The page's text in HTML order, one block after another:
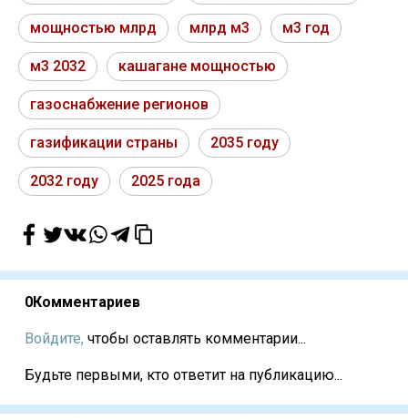
мощностью млрд млрд м3 м3 год
м3 2032 кашагане мощностью
газоснабжение регионов
газификации страны 2035 году
2032 году 2025 года
0Комментариев
Войдите, чтобы оставлять комментарии...
Будьте первыми, кто ответит на публикацию...